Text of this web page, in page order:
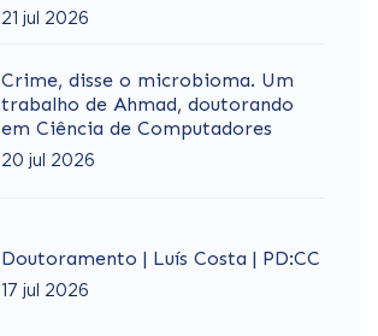
21 jul 2026
Crime, disse o microbioma. Um
trabalho de Ahmad, doutorando
em Ciência de Computadores
20 jul 2026
Doutoramento | Luís Costa | PD:CC
17 jul 2026